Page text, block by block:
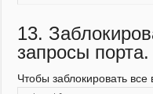
13.
запросы порта.
Чтобы заблокировать